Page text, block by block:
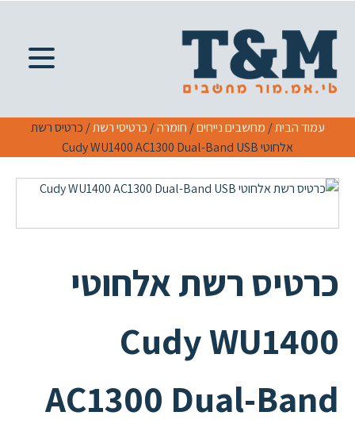
עמוד הבית/ מחשבים נייחים/ חומרה/ כרטיסי רשת/ כרטיס רשת
אלחוטי Cudy WU1400 AC1300 Dual-Band USB
כרטיס רשת אלחוטי
Cudy WU1400
AC1300 Dual-Band